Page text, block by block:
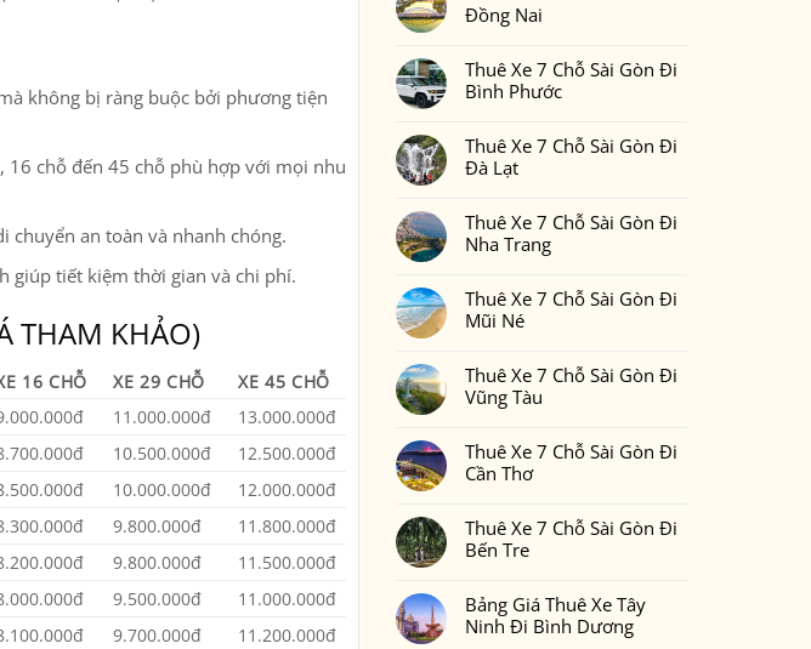
không bị ràng buộc bởi phương tiện
16 chỗ đến 45 chỗ phù hợp với mọi nhu
chuyển an toàn và nhanh chóng.
giúp tiết kiệm thời gian và chi phí.
THAM KHẢO)
16 CHỖ XE 29 CHỖ
XE 45 CHỖ
11.000.000đ
13.000.000đ
10.500.000đ
12.500.000đ
10.000.000đ
12.000.000đ
9.800.000đ
11.800.000đ
9.800.000đ
11.500.000đ
9.500.000đ
11.000.000đ
9.700.000đ
11.200.000đ
luận
ở
7
Chỗ
Sài
Phan
Thiết
2
Ngày
Bao
Nhiêu
Tiền
Đồng Nai
bình
luận
ở
7
Chỗ
Sài
Đồng
Nai
Thuê Xe 7 Chỗ Sài Gòn Đi
Bình Phước
bình
luận
ở
7
Chỗ
Sài
Bình
Phước
Thuê Xe 7 Chỗ Sài Gòn Đi
Đà Lạt
bình
luận
ở
7
Chỗ
Sài
Đà
Lạt
Thuê Xe 7 Chỗ Sài Gòn Đi
Nha Trang
bình
luận
ở
7
Chỗ
Sài
Nha
Trang
Thuê Xe 7 Chỗ Sài Gòn Đi
Mũi Né
bình
luận
ở
7
Chỗ
Sài
Mũi
Né
Thuê Xe 7 Chỗ Sài Gòn Đi
Vũng Tàu
bình
luận
ở
7
Chỗ
Sài
Vũng
Tàu
Thuê Xe 7 Chỗ Sài Gòn Đi
Cần Thơ
bình
luận
ở
7
Chỗ
Sài
Thuê Xe 7 Chỗ Sài Gòn Đi
Bến Tre
bình
luận
ở
Bảng Giá Thuê Xe Tây
Ninh Đi Bình Dương